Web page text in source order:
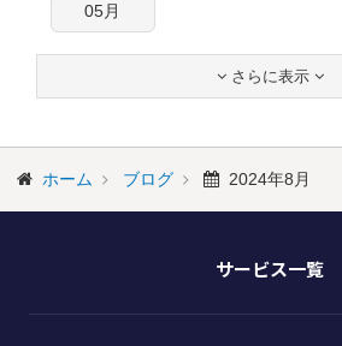
05月
さらに表示 
ホーム ブログ 2024年8月
サービス一覧